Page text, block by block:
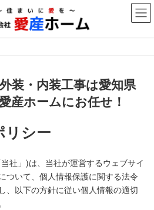
装・内装工事は愛知県
産ホームにお任せ！
リシー
社」)は、当社が運営するウェブサイ
ついて、個人情報保護に関する法令
、以下の方針に従い個人情報の適切